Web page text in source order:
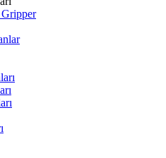
Gripper